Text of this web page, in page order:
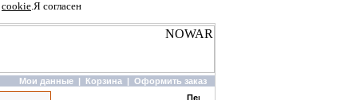
cookie.Я согласен
Мои данные | Корзина | Оформить заказ